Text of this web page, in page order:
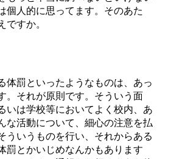
個人的に思ってます。そのあた
すか。
体罰といったようなものは、あっ
。それが原則です。そういう面
いは学校等においてよく校内、あ
な活動について、細心の注意を払
ういうものを行い、それからある
罰とかいじめなんかもあります